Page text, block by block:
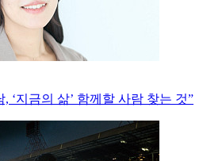
, ‘지금의 삶’ 함께할 사람 찾는 것”